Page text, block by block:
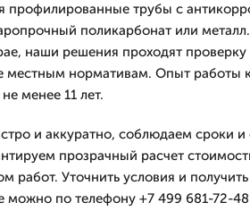
профилированные трубы с
поликарбонат или
наши решения проходят проверку
местным нормативам. Опыт работы
менее 11 лет.
и аккуратно, соблюдаем сроки
прозрачный расчет
работ. Уточнить условия и
можно по телефону +7 499 681-72-